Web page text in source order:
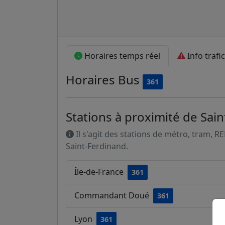
Horaires temps réel Info trafic
Horaires Bus 361
Stations à proximité de
Il s'agit des stations de métro, tram,
Saint-Ferdinand.
Île-de-France 361
Commandant Doué 361
Lyon 361